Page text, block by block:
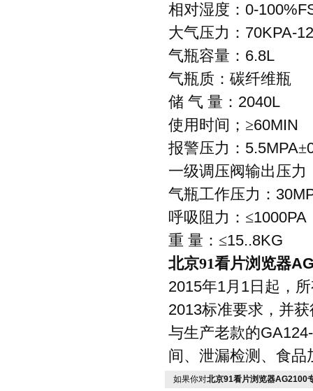
相对湿度： 0-
大气压力： 70KPA-
气瓶容量： 6.8L
气瓶质：碳纤维瓶
储 气 量： 2040L
使用时间；≥60MIN
报警压力： 5.5MPA±
一级调压阀输出压力
气瓶工作压力：
呼吸阻力：≤1000PA
重 量：≤15..8KG
北京91看片浏览器
2015年1月 1日起，
2013标准要求，并获
与生产老款的
间、泄漏检测、食
如果你对北京91看片浏览器AG2100